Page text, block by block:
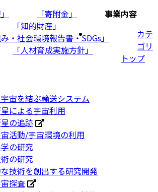
「寄附金」
「知的財産」
・社会環境報告書・SDGs」
「人材育成実施方針」
事業内容
カテ
ゴリ
トップ
宙を結ぶ輸送システム
による宇宙利用
の追跡
活動/宇宙環境の利用
の研究
の研究
技術を創出する研究開発
探査